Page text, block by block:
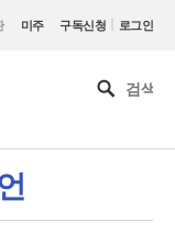
미주 구독신청 | 로그인